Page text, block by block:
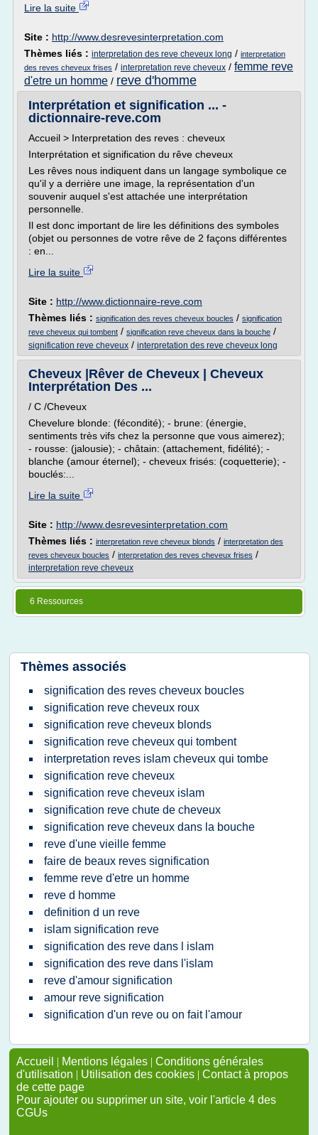
Lire la suite
Site : http://www.desrevesinterpretation.com
Thèmes liés : interpretation des reve cheveux long / interpretation
des reves cheveux frises / interpretation reve cheveux / femme reve
d'etre un homme / reve d'homme
Interprétation et signification ... -
dictionnaire-reve.com
Accueil > Interpretation des reves : cheveux
Interprétation et signification du rêve cheveux
Les rêves nous indiquent dans un langage symbolique ce
qu'il y a derrière une image, la représentation d'un
souvenir auquel s'est attachée une interprétation
personnelle.
Il est donc important de lire les définitions des symboles
(objet ou personnes de votre rêve de 2 façons différentes
: en...
Lire la suite
Site : http://www.dictionnaire-reve.com
Thèmes liés : signification des reves cheveux boucles / signification
reve cheveux qui tombent / signification reve cheveux dans la bouche /
signification reve cheveux / interpretation des reve cheveux long
Cheveux |Rêver de Cheveux | Cheveux
Interprétation Des ...
/ C /Cheveux
Chevelure blonde: (fécondité); - brune: (énergie,
sentiments très vifs chez la personne que vous aimerez);
- rousse: (jalousie); - châtain: (attachement, fidélité); -
blanche (amour éternel); - cheveux frisés: (coquetterie); -
bouclés:...
Lire la suite
Site : http://www.desrevesinterpretation.com
Thèmes liés : interpretation reve cheveux blonds / interpretation des
reves cheveux boucles / interpretation des reves cheveux frises /
interpretation reve cheveux
6 Ressources
Thèmes associés
signification des reves cheveux boucles
signification reve cheveux roux
signification reve cheveux blonds
signification reve cheveux qui tombent
interpretation reves islam cheveux qui tombe
signification reve cheveux
signification reve cheveux islam
signification reve chute de cheveux
signification reve cheveux dans la bouche
reve d'une vieille femme
faire de beaux reves signification
femme reve d'etre un homme
reve d homme
definition d un reve
islam signification reve
signification des reve dans l islam
signification des reve dans l'islam
reve d'amour signification
amour reve signification
signification d'un reve ou on fait l'amour
Accueil | Mentions légales | Conditions générales
d'utilisation | Utilisation des cookies | Contact à propos
de cette page
Pour ajouter ou supprimer un site, voir l'article 4 des
CGUs